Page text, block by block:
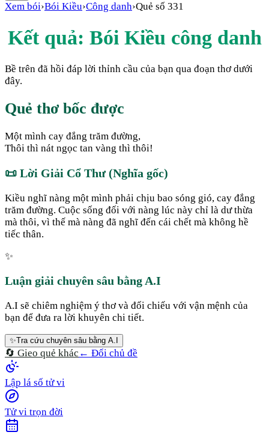
Xem bói›Bói Kiều›Công danh›Quẻ số 331
Kết quả: Bói Kiều công danh
Bề trên đã hồi đáp lời thỉnh cầu của bạn qua đoạn thơ dưới
đây.
Quẻ thơ bốc được
Một mình cay đắng trăm đường,
Thôi thì nát ngọc tan vàng thì thôi!
📜 Lời Giải Cổ Thư (Nghĩa gốc)
Kiều nghĩ nàng một mình phải chịu bao sóng gió, cay đắng
trăm đường. Cuộc sống đối với nàng lúc này chỉ là dư thừa
mà thôi, vì thế mà nàng đã nghĩ đến cái chết mà không hề
tiếc thân.
✨
Luận giải chuyên sâu bằng A.I
A.I sẽ chiêm nghiệm ý thơ và đối chiếu với vận mệnh của
bạn để đưa ra lời khuyên chi tiết.
✨Tra cứu chuyên sâu bằng A.I
🔄 Gieo quẻ khác ← Đổi chủ đề
Lập lá số tử vi
Tử vi trọn đời